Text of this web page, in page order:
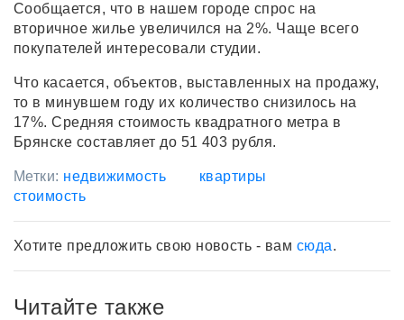
Сообщается, что в нашем городе спрос на
вторичное жилье увеличился на 2%. Чаще всего
покупателей интересовали студии.
Что касается, объектов, выставленных на продажу,
то в минувшем году их количество снизилось на
17%. Средняя стоимость квадратного метра в
Брянске составляет до 51 403 рубля.
Метки: недвижимость
квартиры
стоимость
Хотите предложить свою новость - вам сюда.
Читайте также